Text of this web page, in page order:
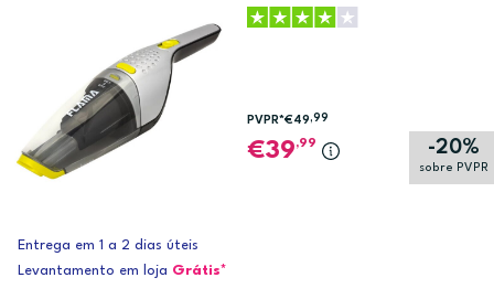
-20%
sobre PVPR
PVPR*€49,99
39,99
Entrega em 1 a 2 dias úteis
Levantamento em loja Grátis*